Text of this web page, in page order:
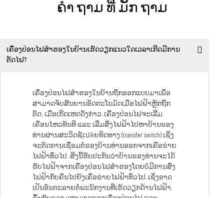
ຄໍາ ຖາມ ທີ່ ມັກ ຖາມ
ເຄື່ອງປ່ອນໄຟສຳຮອງໃນບ້ານເຮັດວຽກແນວໃດເວລາເກີດມີການ
ຕັດໄຟ?
ເຄື່ອງປ່ອນໄຟສຳຮອງໃນບ້ານຖືກອອກແບບມາເພື່ອ
ສາມາດຈັບສັນຍານອັດຕະໂນມັດເມື່ອໄຟຟ້າຫຼັກຖືກ
ຕັດ. ເມື່ອເກີດເຫດດັ່ງກ່າວ, ເຄື່ອງປ່ອນໄຟຈະເລີ່ມ
ເຄື່ອນໄຫວທັນທີ ແລະ ເລີ່ມສົ່ງໄຟຟ້າໄປຫາບ້ານຂອງ
ທ່ານຜ່ານສະວິດຊ໌ເปล່ຍທິດທາງ (transfer switch) ເຊິ່ງ
ຈະຕັດການເຊື່ອມຕໍ່ຂອງບ້ານທ່ານອອກຈາກເຄືອຂ່າຍ
ໄຟຟ້າທົ່ວໄປ. ສິ່ງນີ້ຮັບປະກັນວ່າບ້ານຂອງທ່ານຈະໄດ້
ຮັບໄຟຟ້າຈາກເຄື່ອງປ່ອນໄຟສຳຮອງໂດຍບໍ່ມີການສົ່ງ
ໄຟຟ້າກັບຄືນໄປຍັງເຄືອຂ່າຍໄຟຟ້າທົ່ວໄປ, ເຊິ່ງອາດ
ເປັນອັນຕະລາຍຕໍ່ພະນັກງານທີ່ເຮັດວຽກດ້ານໄຟຟ້າ.